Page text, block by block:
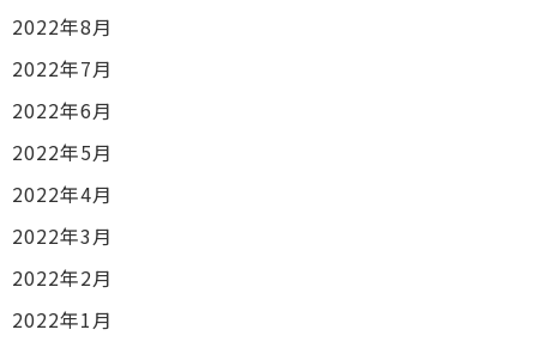
2022年8月
2022年7月
2022年6月
2022年5月
2022年4月
2022年3月
2022年2月
2022年1月